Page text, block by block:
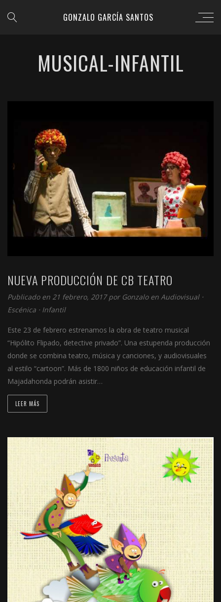
GONZALO GARCÍA SANTOS
MUSICAL-INFANTIL
NUEVA PRODUCCIÓN DE CB TEATRO
Publicado en 21 febrero, 2017 por Gonzalo en Audiovisual⋅
Escénica ⋅ Infantil
Este 23 de febrero estrenamos la obra de teatro musical
“Hipólito Flipado, detective privado”. Una estupenda producción
donde se combina teatro, música y canciones, y audiovisuales
al estilo “cartoon”. Más de 1800 niños de educación infantil de
Majadahonda podrán asistir…
LEER MÁS